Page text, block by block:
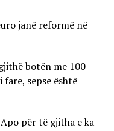
janë reformë në
botën me 100
sepse është
për të gjitha e ka